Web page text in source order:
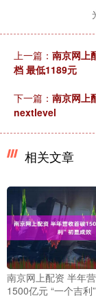
上一篇： 南京网上
档 最低1189元
下一篇： 南京网上
nextlevel
相关文章
南京网上配资 半年
1500亿元 “一个吉利